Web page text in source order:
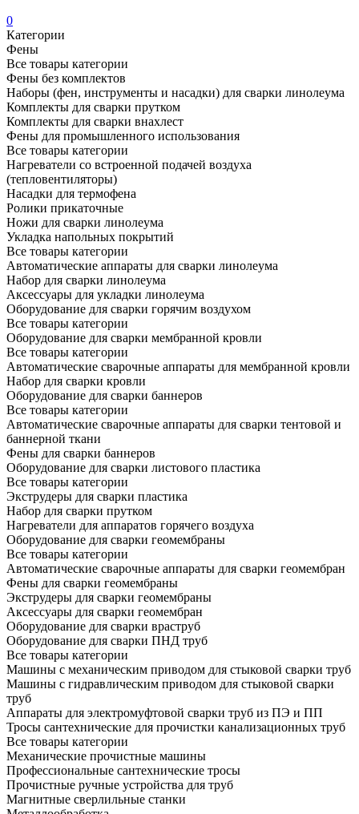
0
Категории
Фены
Все товары категории
Фены без комплектов
Наборы (фен, инструменты и насадки) для сварки линолеума
Комплекты для сварки прутком
Комплекты для сварки внахлест
Фены для промышленного использования
Все товары категории
Нагреватели со встроенной подачей воздуха
(тепловентиляторы)
Насадки для термофена
Ролики прикаточные
Ножи для сварки линолеума
Укладка напольных покрытий
Все товары категории
Автоматические аппараты для сварки линолеума
Набор для сварки линолеума
Аксессуары для укладки линолеума
Оборудование для сварки горячим воздухом
Все товары категории
Оборудование для сварки мембранной кровли
Все товары категории
Автоматические сварочные аппараты для мембранной кровли
Набор для сварки кровли
Оборудование для сварки баннеров
Все товары категории
Автоматические сварочные аппараты для сварки тентовой и
баннерной ткани
Фены для сварки баннеров
Оборудование для сварки листового пластика
Все товары категории
Экструдеры для сварки пластика
Набор для сварки прутком
Нагреватели для аппаратов горячего воздуха
Оборудование для сварки геомембраны
Все товары категории
Автоматические сварочные аппараты для сварки геомембран
Фены для сварки геомембраны
Экструдеры для сварки геомембраны
Аксессуары для сварки геомембран
Оборудование для сварки враструб
Оборудование для сварки ПНД труб
Все товары категории
Машины с механическим приводом для стыковой сварки труб
Машины с гидравлическим приводом для стыковой сварки
труб
Аппараты для электромуфтовой сварки труб из ПЭ и ПП
Тросы сантехнические для прочистки канализационных труб
Все товары категории
Механические прочистные машины
Профессиональные сантехнические тросы
Прочистные ручные устройства для труб
Магнитные сверлильные станки